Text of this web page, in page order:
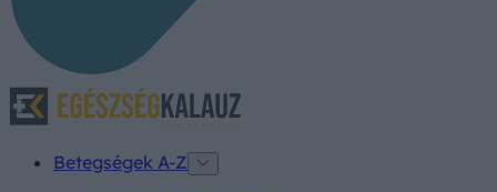
Betegségek A-Z